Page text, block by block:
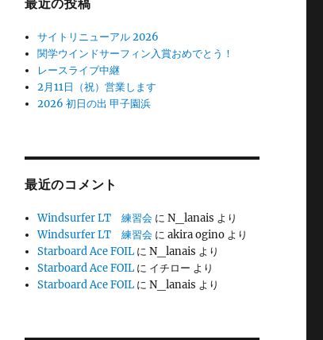
最近の投稿
サイトリニューアル 2026
関学ウインドサーフィン入賞おめでとう！
レースライブ中継
2月11日（祝）営業します
2026 初日の出 甲子園浜
最近のコメント
Windsurfer LT 練習会 にN_lanais より
Windsurfer LT 練習会 にakira ogino より
Starboard Ace FOIL にN_lanais より
Starboard Ace FOIL に イチロー より
Starboard Ace FOIL にN_lanais より